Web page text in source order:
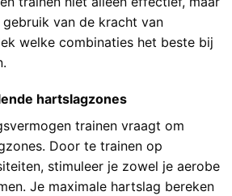
van de kracht van
welke combinaties het beste bij
hartslagzones
trainen vraagt om
Door te trainen op
stimuleer je zowel je aerobe
Je maximale hartslag bereken